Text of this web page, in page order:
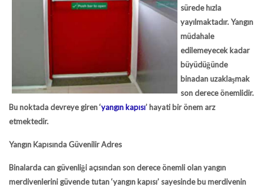
sürede hızla
yayılmaktadır. Yangın
müdahale
edilemeyecek kadar
büyüdüğünde
binadan uzaklaşmak
son derece önemlidir.
Bu noktada devreye giren ‘yangın kapısı’ hayati bir önem arz
etmektedir.
Yangın Kapısında Güvenilir Adres
Binalarda can güvenliği açısından son derece önemli olan yangın
merdivenlerini güvende tutan ‘yangın kapısı’ sayesinde bu merdivenin